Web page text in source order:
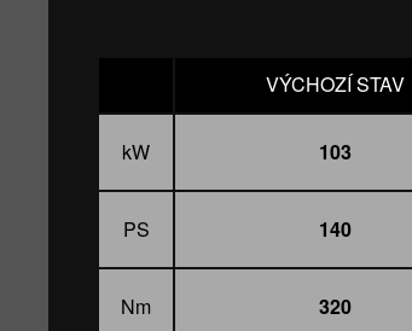
VÝCHOZÍ STAV
kW 103
PS 140
Nm 320